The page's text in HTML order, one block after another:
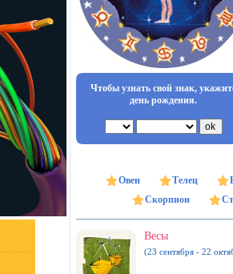
Чтобы узнать свой знак,
день рождения.
Овен Телец
Скорпион
Весы
(23 сентября - 22